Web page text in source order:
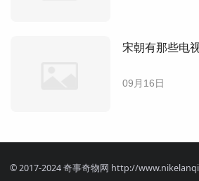
宋朝有那些电
09月16日
© 2017-2024 奇事奇物网 http://